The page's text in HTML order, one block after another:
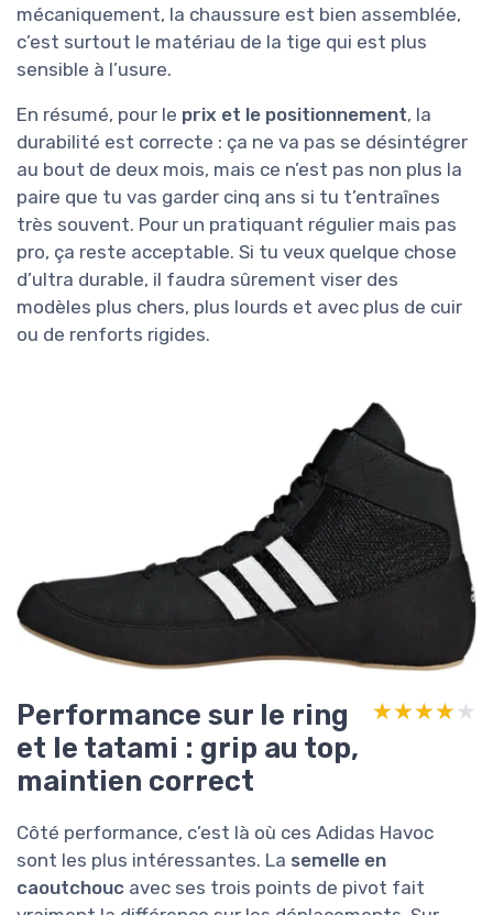
mécaniquement, la chaussure est bien assemblée,
c’est surtout le matériau de la tige qui est plus
sensible à l’usure.
En résumé, pour le prix et le positionnement, la
durabilité est correcte : ça ne va pas se désintégrer
au bout de deux mois, mais ce n’est pas non plus la
paire que tu vas garder cinq ans si tu t’entraînes
très souvent. Pour un pratiquant régulier mais pas
pro, ça reste acceptable. Si tu veux quelque chose
d’ultra durable, il faudra sûrement viser des
modèles plus chers, plus lourds et avec plus de cuir
ou de renforts rigides.
Performance sur le ring
et le tatami : grip au top,
maintien correct
★★★★★
★★★★★
Côté performance, c’est là où ces Adidas Havoc
sont les plus intéressantes. La semelle en
caoutchouc avec ses trois points de pivot fait